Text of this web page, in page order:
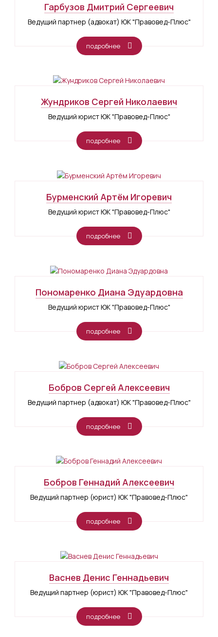
Гарбузов Дмитрий Сергеевич
Ведущий партнер (адвокат) ЮК "Правовед-Плюс"
подробнее
Жундриков Сергей Николаевич
Ведущий юрист ЮК "Правовед-Плюс"
подробнее
Бурменский Артём Игоревич
Ведущий юрист ЮК "Правовед-Плюс"
подробнее
Пономаренко Диана Эдуардовна
Ведущий юрист ЮК "Правовед-Плюс"
подробнее
Бобров Сергей Алексеевич
Ведущий партнер (адвокат) ЮК "Правовед-Плюс"
подробнее
Бобров Геннадий Алексеевич
Ведущий партнер (юрист) ЮК "Правовед-Плюс"
подробнее
Васнев Денис Геннадьевич
Ведущий партнер (юрист) ЮК "Правовед-Плюс"
подробнее